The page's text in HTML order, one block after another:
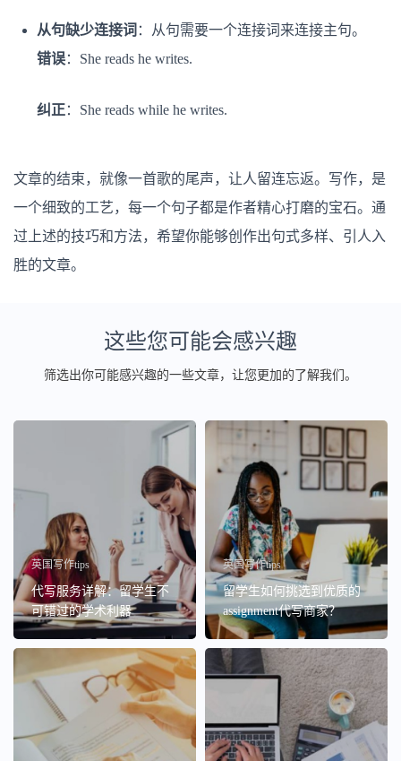
从句缺少连接词 ：从句需要一个连接词来连接主句。
错误：She reads he writes.
纠正：She reads while he writes.
文章的结束，就像一首歌的尾声，让人留连忘返。写作，是
一个细致的工艺，每一个句子都是作者精心打磨的宝石。通
过上述的技巧和方法，希望你能够创作出句式多样、引人入
胜的文章。
这些您可能会感兴趣
筛选出你可能感兴趣的一些文章，让您更加的了解我们。
英国写作tips
代写服务详解：留学生不
可错过的学术利器
英国写作tips
留学生如何挑选到优质的
assignment代写商家？